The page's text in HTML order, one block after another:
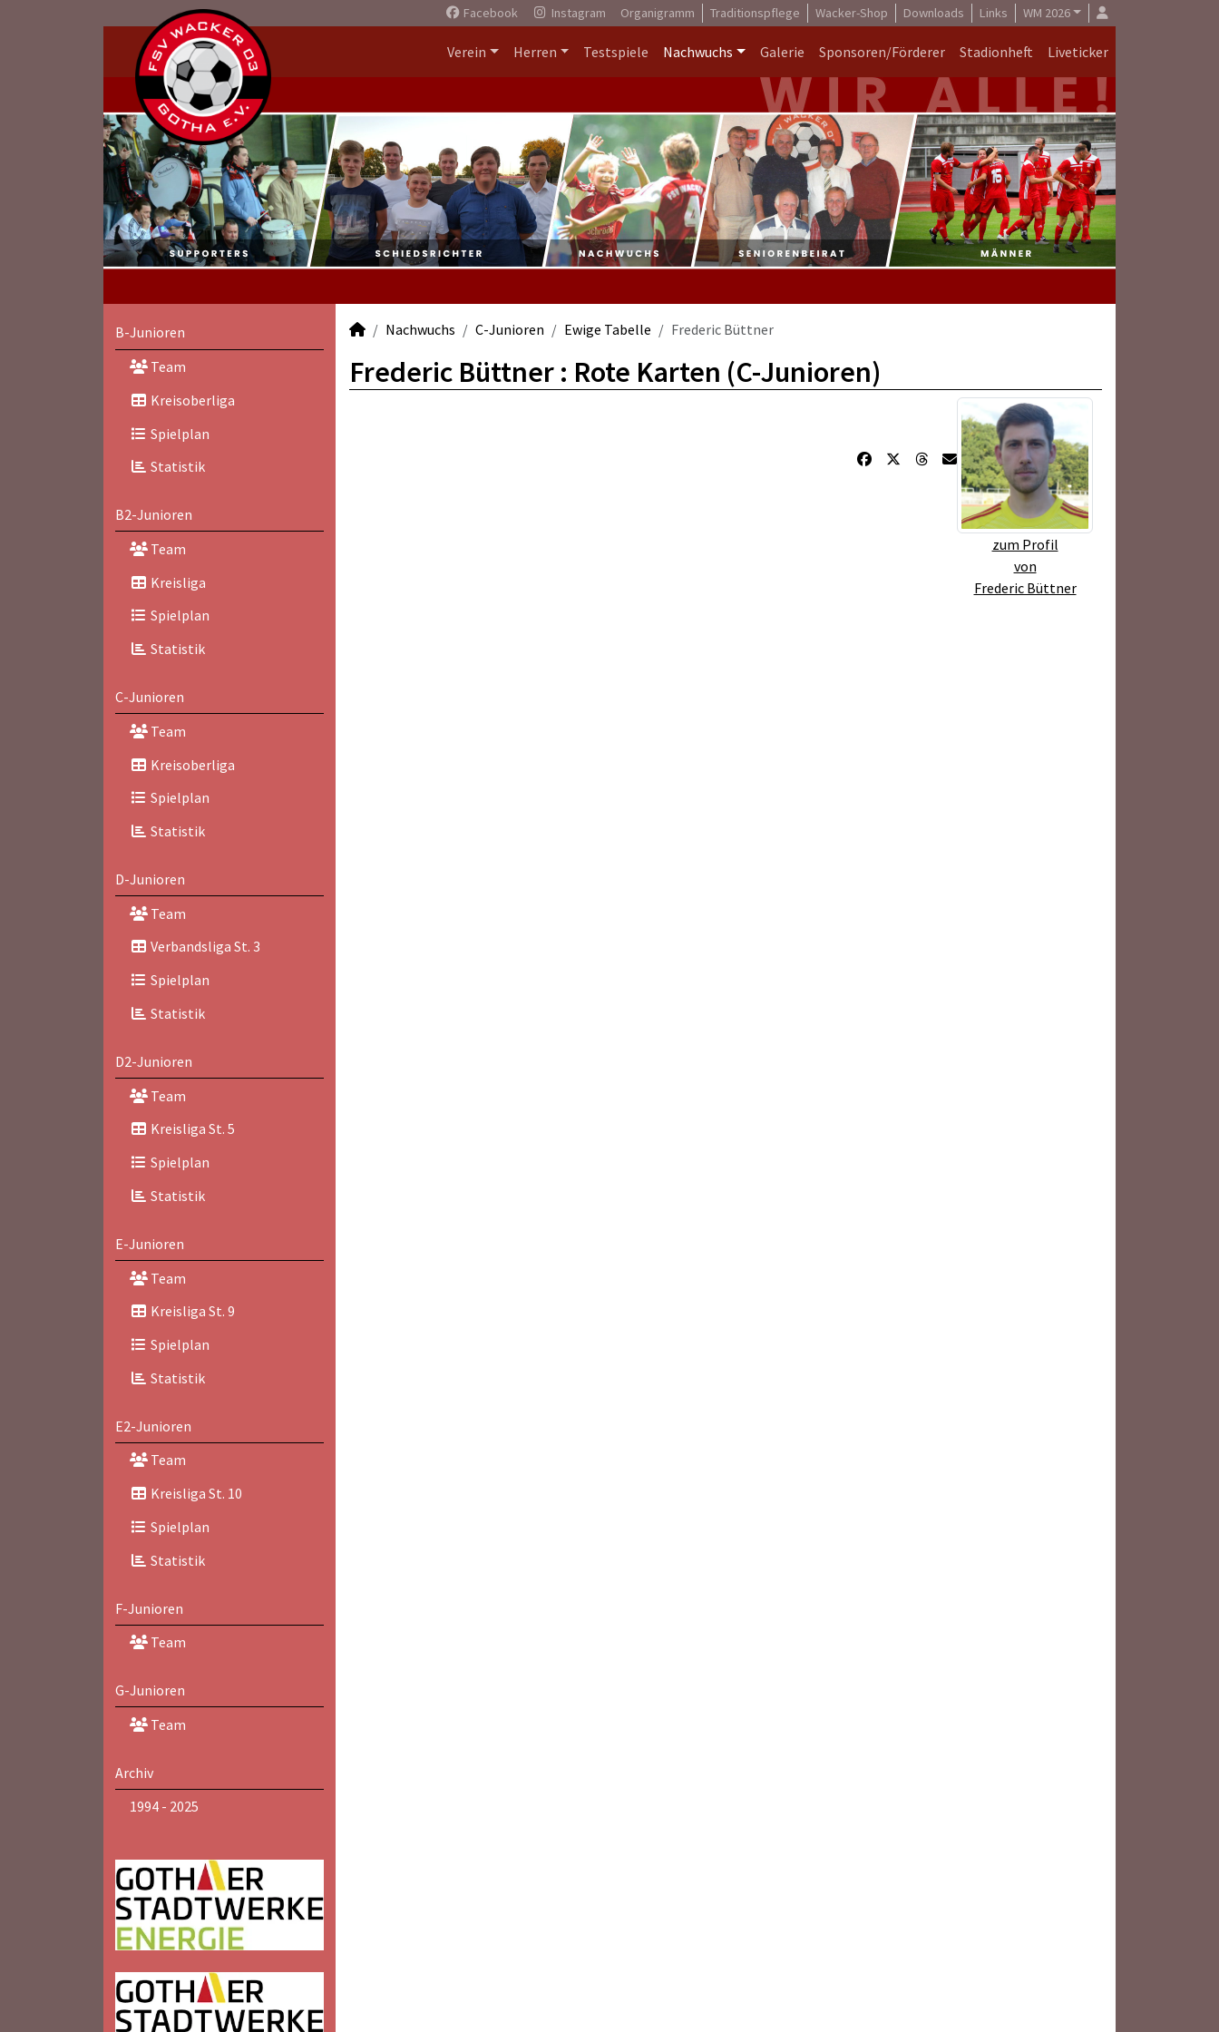
Facebook Instagram Organigramm Traditionspflege Wacker-Shop Downloads Links WM 2026
Verein Herren Testspiele Nachwuchs Galerie Sponsoren/Förderer Stadionheft Liveticker
B-Junioren
Team
Kreisoberliga
Spielplan
Statistik
B2-Junioren
Team
Kreisliga
Spielplan
Statistik
C-Junioren
Team
Kreisoberliga
Spielplan
Statistik
D-Junioren
Team
Verbandsliga St. 3
Spielplan
Statistik
D2-Junioren
Team
Kreisliga St. 5
Spielplan
Statistik
E-Junioren
Team
Kreisliga St. 9
Spielplan
Statistik
E2-Junioren
Team
Kreisliga St. 10
Spielplan
Statistik
F-Junioren
Team
G-Junioren
Team
Archiv
1994 - 2025
Nachwuchs C-Junioren Ewige Tabelle Frederic Büttner
Frederic Büttner : Rote Karten (C-Junioren)
zum Profil
von
Frederic Büttner